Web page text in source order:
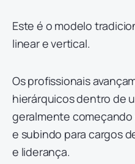
Este é o modelo
linear e vertical.
Os profissionais
hierárquicos dentro de
geralmente
e subindo para cargos
e liderança.